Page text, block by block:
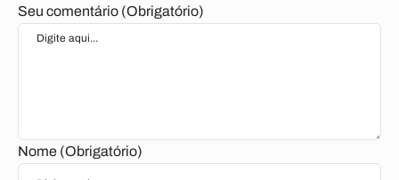
Seu comentário (Obrigatório)
Nome (Obrigatório)